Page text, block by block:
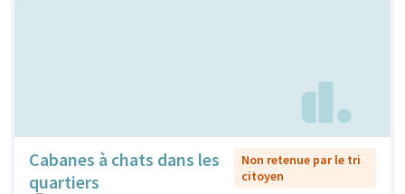
Cabanes à chats dans les
quartiers
Non retenue par le tri
citoyen